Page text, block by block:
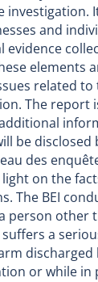
investigation.
and
evidence
elements
related
The report
be disclosed
des
light on the
The BEI
person other
a
discharged
or while in